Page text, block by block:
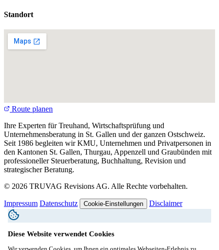
Standort
Route planen
Ihre Experten für Treuhand, Wirtschaftsprüfung und
Unternehmensberatung in St. Gallen und der ganzen Ostschweiz.
Seit 1986 begleiten wir KMU, Unternehmen und Privatpersonen in
den Kantonen St. Gallen, Thurgau, Appenzell und Graubünden mit
professioneller Steuerberatung, Buchhaltung, Revision und
strategischer Beratung.
© 2026 TRUVAG Revisions AG. Alle Rechte vorbehalten.
Impressum Datenschutz Cookie-Einstellungen Disclaimer
Diese Website verwendet Cookies